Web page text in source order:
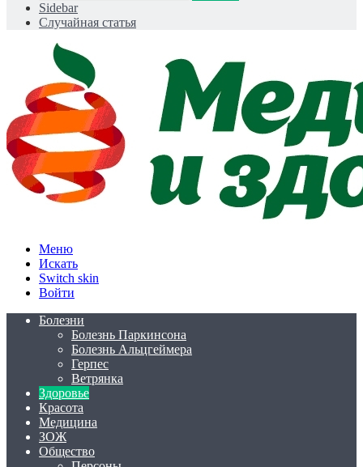
Sidebar
Случайная статья
Меню
Искать
Switch skin
Войти
Болезни
Болезнь Паркинсона
Болезнь Альцгеймера
Герпес
Ветрянка
Здоровье
Красота
Медицина
ЗОЖ
Общество